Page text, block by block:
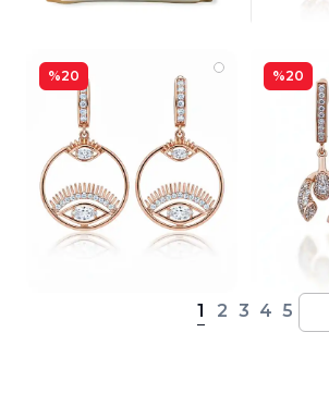
%20 %20
1 2 3 4 5